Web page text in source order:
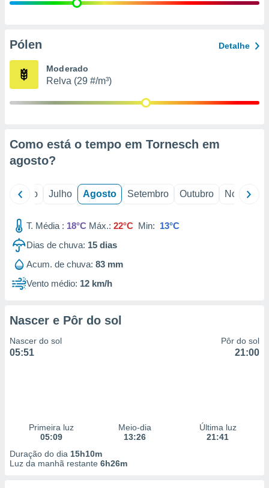
e
de
Pólen Detalhe
Moderado
Relva (29 #/m³)
Como está o tempo em Tornesch em
agosto?
Junho Julho Agosto Setembro Outubro Novembro
T. Média : 18°C Máx.: 22°C Min: 13°C
Dias de chuva: 15 dias
Acum. de chuva: 83 mm
Vento médio: 12 km/h
Nascer e Pôr do sol
Nascer do sol
05:51
Pôr do sol
21:00
Primeira luz
05:09
Meio-dia
13:26
Última luz
21:41
Duração do dia 15h10m
Luz da manhã restante 6h26m